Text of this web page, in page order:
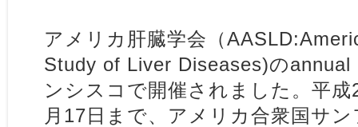
アメリカ肝臓学会（
Study of Liver Diseases)の
ンシスコで開催されました。平
月17日まで、アメリカ合衆国サ